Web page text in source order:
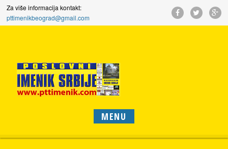
Za više informacija kontakt:
pttimenikbeograd@gmail.com
MENU